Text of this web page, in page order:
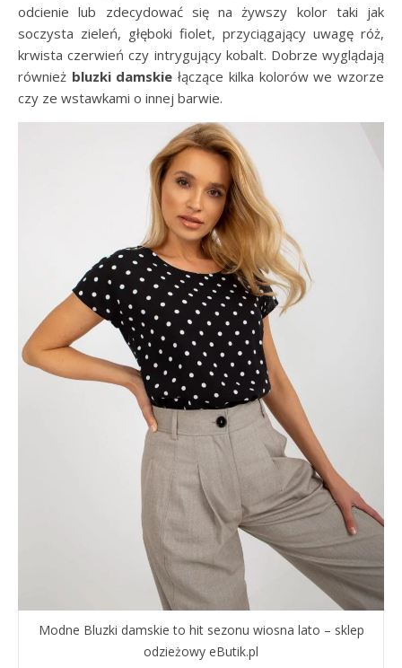
odcienie lub zdecydować się na żywszy kolor taki jak
soczysta zieleń, głęboki fiolet, przyciągający uwagę róż,
krwista czerwień czy intrygujący kobalt. Dobrze wyglądają
również bluzki damskie łączące kilka kolorów we wzorze
czy ze wstawkami o innej barwie.
Modne Bluzki damskie to hit sezonu wiosna lato – sklep
odzieżowy eButik.pl